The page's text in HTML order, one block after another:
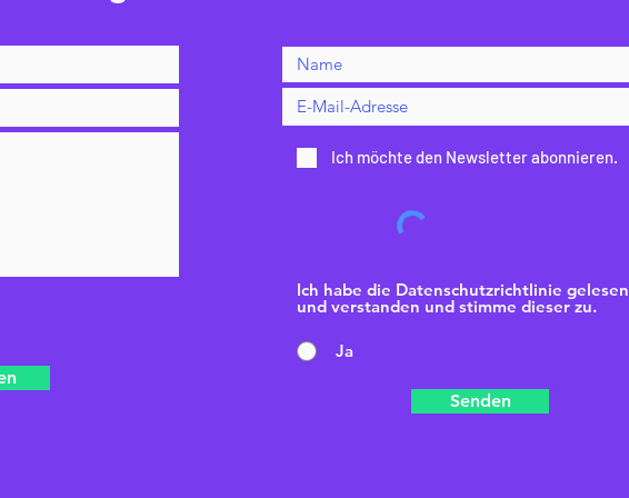
Ich möchte den Newsletter abonnieren.
Ich habe die Datenschutzrichtlinie gelesen
und verstanden und stimme dieser zu.
Ja
Senden